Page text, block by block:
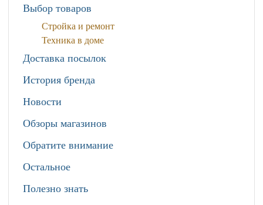
Выбор товаров
Стройка и ремонт
Техника в доме
Доставка посылок
История бренда
Новости
Обзоры магазинов
Обратите внимание
Остальное
Полезно знать